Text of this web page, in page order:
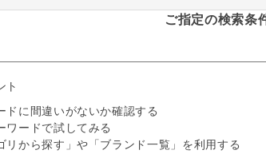
ご指定の検索条
ト
ドに間違いがないか確認する
ワードで試してみる
リから探す」や「ブランド一覧」を利用する